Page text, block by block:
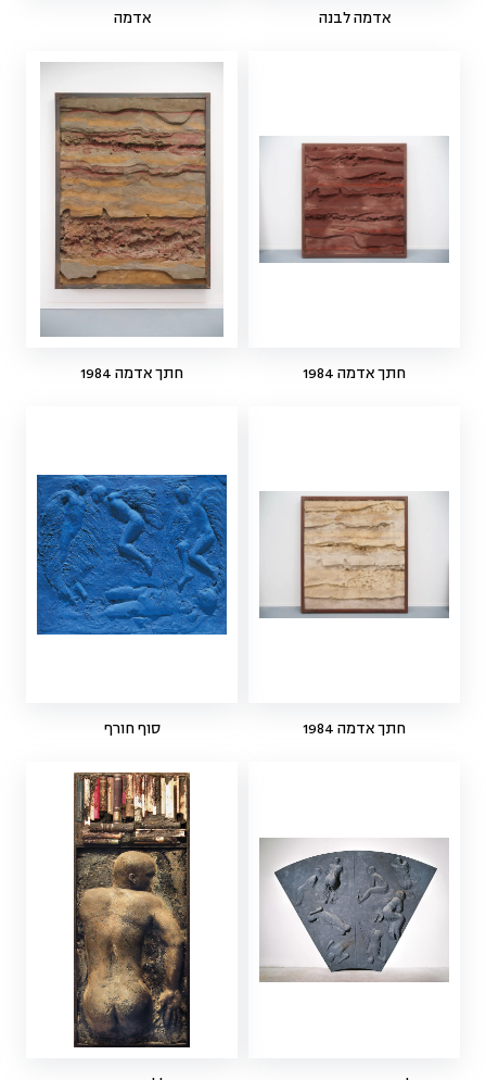
אדמה לבנה אדמה
חתך אדמה 1984 חתך אדמה 1984
חתך אדמה 1984 סוף חורף